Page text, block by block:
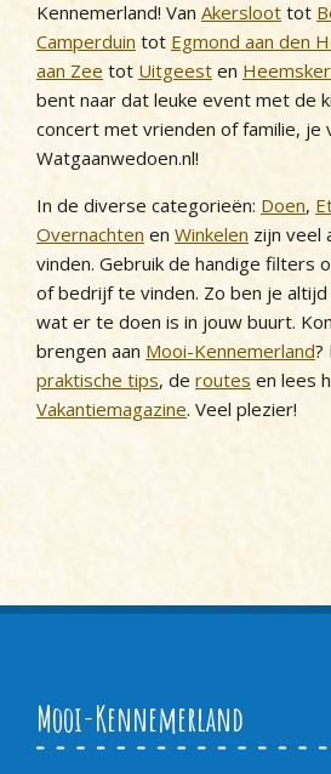
Kennemerland! Van Akersloot tot
Camperduin tot Egmond aan den
aan Zee tot Uitgeest en
bent naar dat leuke event met de
concert met vrienden of familie, je
Watgaanwedoen.nl!
In de diverse categorieën: Doen,
Overnachten en Winkelen zijn veel
vinden. Gebruik de handige filters
of bedrijf te vinden. Zo ben je
wat er te doen is in jouw buurt.
brengen aan Mooi-Kennemerland?
praktische tips, de routes en lees
Vakantiemagazine. Veel plezier!
Mooi-Kennemerland